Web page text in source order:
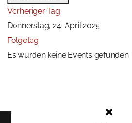
Vorheriger Tag
Donnerstag, 24. April 2025
Folgetag
Es wurden keine Events gefunden